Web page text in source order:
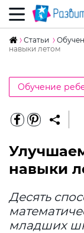
Статьи
навыки летом
Обучение
навыки
Десять
младших